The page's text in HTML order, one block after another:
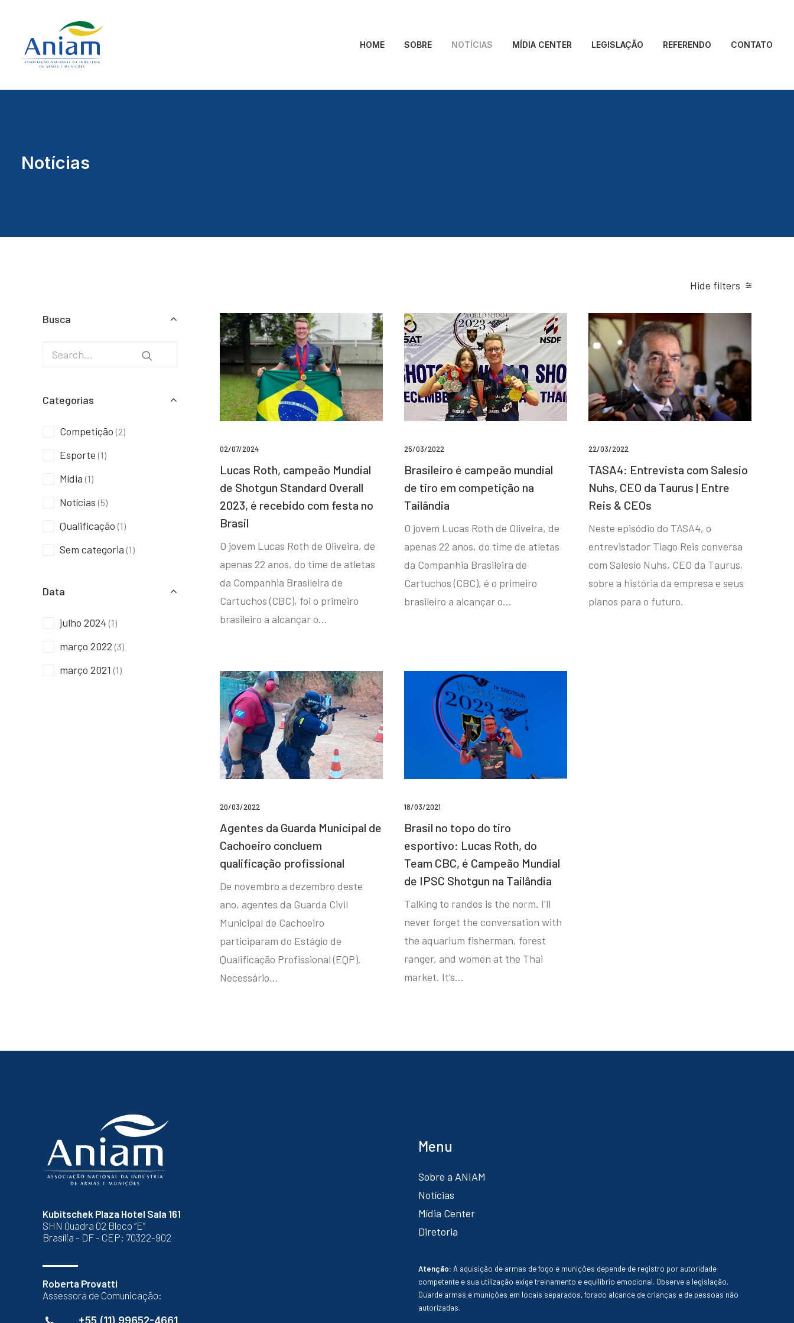
HOME SOBRE NOTÍCIAS MÍDIA CENTER LEGISLAÇÃO REFERENDO CONTATO
Notícias
Hide filters
Busca
Categorias
Competição (2)
Esporte (1)
Mídia (1)
Notícias (5)
Qualificação (1)
Sem categoria (1)
Data
julho 2024 (1)
março 2022 (3)
março 2021 (1)
02/07/2024
Lucas Roth, campeão Mundial
de Shotgun Standard Overall
2023, é recebido com festa no
Brasil
O jovem Lucas Roth de Oliveira, de
apenas 22 anos, do time de atletas
da Companhia Brasileira de
Cartuchos (CBC), foi o primeiro
brasileiro a alcançar o…
25/03/2022
Brasileiro é campeão mundial
de tiro em competição na
Tailândia
O jovem Lucas Roth de Oliveira, de
apenas 22 anos, do time de atletas
da Companhia Brasileira de
Cartuchos (CBC), é o primeiro
brasileiro a alcançar o…
22/03/2022
TASA4: Entrevista com Salesio
Nuhs, CEO da Taurus | Entre
Reis & CEOs
Neste episódio do TASA4, o
entrevistador Tiago Reis conversa
com Salesio Nuhs, CEO da Taurus,
sobre a história da empresa e seus
planos para o futuro.
20/03/2022
Agentes da Guarda Municipal de
Cachoeiro concluem
qualificação profissional
De novembro a dezembro deste
ano, agentes da Guarda Civil
Municipal de Cachoeiro
participaram do Estágio de
Qualificação Profissional (EQP).
Necessário…
18/03/2021
Brasil no topo do tiro
esportivo: Lucas Roth, do
Team CBC, é Campeão Mundial
de IPSC Shotgun na Tailândia
Talking to randos is the norm. I’ll
never forget the conversation with
the aquarium fisherman, forest
ranger, and women at the Thai
market. It’s…
Kubitschek Plaza Hotel Sala 161
SHN Quadra 02 Bloco “E”
Brasília - DF - CEP: 70322-902
Roberta Provatti
Assessora de Comunicação:
+55 (11) 99652-4661
Menu
Sobre a ANIAM
Notícias
Mídia Center
Diretoria
Atenção: A aquisição de armas de fogo e munições depende de registro por autoridade
competente e sua utilização exige treinamento e equilíbrio emocional. Observe a legislação.
Guarde armas e munições em locais separados, forado alcance de crianças e de pessoas não
autorizadas.